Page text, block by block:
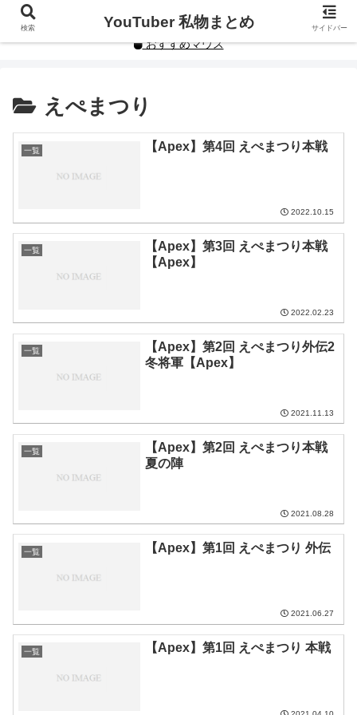
YouTuberや人気インフルエンサーの私物まとめです。
おすすめマウス
えぺまつり
一覧 【Apex】第4回 えぺまつり本戦
2022.10.15
一覧
【Apex】第3回 えぺまつり本戦
【Apex】
2022.02.23
一覧
【Apex】第2回 えぺまつり外伝2
冬将軍【Apex】
2021.11.13
一覧
【Apex】第2回 えぺまつり本戦
夏の陣
2021.08.28
一覧 【Apex】第1回 えぺまつり 外伝
2021.06.27
一覧 【Apex】第1回 えぺまつり 本戦
検索 YouTuber 私物まとめ サイドバー